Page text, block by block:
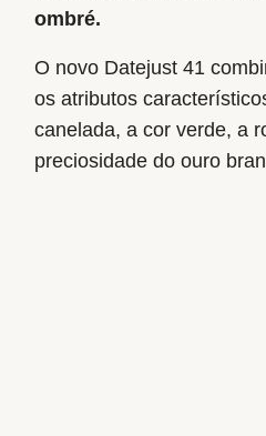
ombré.
O novo Datejust 41
os atributos
canelada, a cor verde, a
preciosidade do ouro